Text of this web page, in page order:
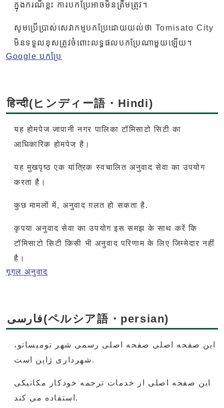
ក្នុងករណីខ្លះ ការបកប្រែអាចមិនត្រឹមត្រូវ។
សូមប្រើប្រាស់សេវាកម្មបកប្រែដោយយល់ថា Tomisato City
មិនទទួលខុសត្រូវចំពោះលទ្ធផលបកប្រែណាមួយឡើយ។
Google បកប្រែ
हिन्दी(ヒンディー語・Hindi)
यह होमपेज जापानी नगर पालिका टॉमिसाटो सिटी का
आधिकारिक होमपेज है।
यह मुखपृष्ठ एक यांत्रिक स्वचालित अनुवाद सेवा का उपयोग
करता है।
कुछ मामलों में, अनुवाद ग़लत हो सकता है.
कृपया अनुवाद सेवा का उपयोग इस समझ के साथ करें कि
टॉमिसाटो सिटी किसी भी अनुवाद परिणाम के लिए जिम्मेदार नहीं
है।
गूगल अनुवाद
فارسی(ペルシア語・persian)
این صفحه اصلی صفحه اصلی رسمی شهر تومیساتو،
شهرداری ژاپن است.
این صفحه اصلی از خدمات ترجمه خودکار مکانیکی
استفاده می کند.